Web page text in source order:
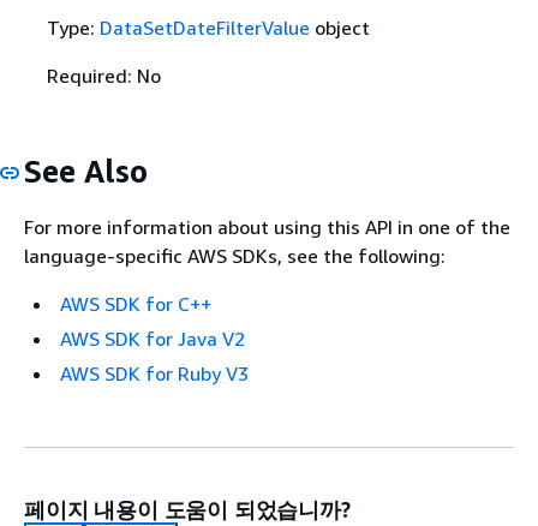
Type: DataSetDateFilterValue object
Required: No
See Also
For more information about using this API in one of the
language-specific AWS SDKs, see the following:
AWS SDK for C++
AWS SDK for Java V2
AWS SDK for Ruby V3
페이지 내용이 도움이 되었습니까?